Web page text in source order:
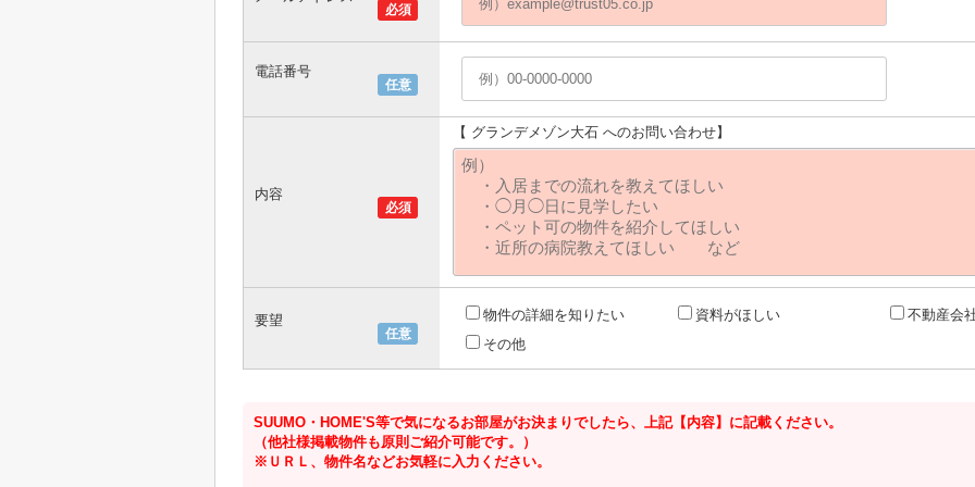
必須
任意
電話番号
必須
内容
【 グランデメゾン大石 へのお問い合わせ】
任意
要望 物件の詳細を知りたい 資料がほしい
不動産会
その他
SUUMO・HOME'S等で気になるお部屋がお決まりでしたら、上記【内容】に記載ください。
（他社様掲載物件も原則ご紹介可能です。）
※ＵＲＬ、物件名などお気軽に入力ください。